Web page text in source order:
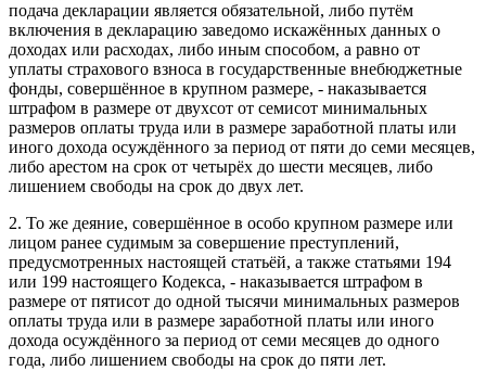
подача декларации является обязательной, либо путём
включения в декларацию заведомо искажённых данных о
доходах или расходах, либо иным способом, а равно от
уплаты страхового взноса в государственные внебюджетные
фонды, совершённое в крупном размере, - наказывается
штрафом в размере от двухсот от семисот минимальных
размеров оплаты труда или в размере заработной платы или
иного дохода осуждённого за период от пяти до семи месяцев,
либо арестом на срок от четырёх до шести месяцев, либо
лишением свободы на срок до двух лет.
2. То же деяние, совершённое в особо крупном размере или
лицом ранее судимым за совершение преступлений,
предусмотренных настоящей статьёй, а также статьями 194
или 199 настоящего Кодекса, - наказывается штрафом в
размере от пятисот до одной тысячи минимальных размеров
оплаты труда или в размере заработной платы или иного
дохода осуждённого за период от семи месяцев до одного
года, либо лишением свободы на срок до пяти лет.